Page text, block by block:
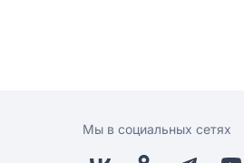
Мы в социальных сетях